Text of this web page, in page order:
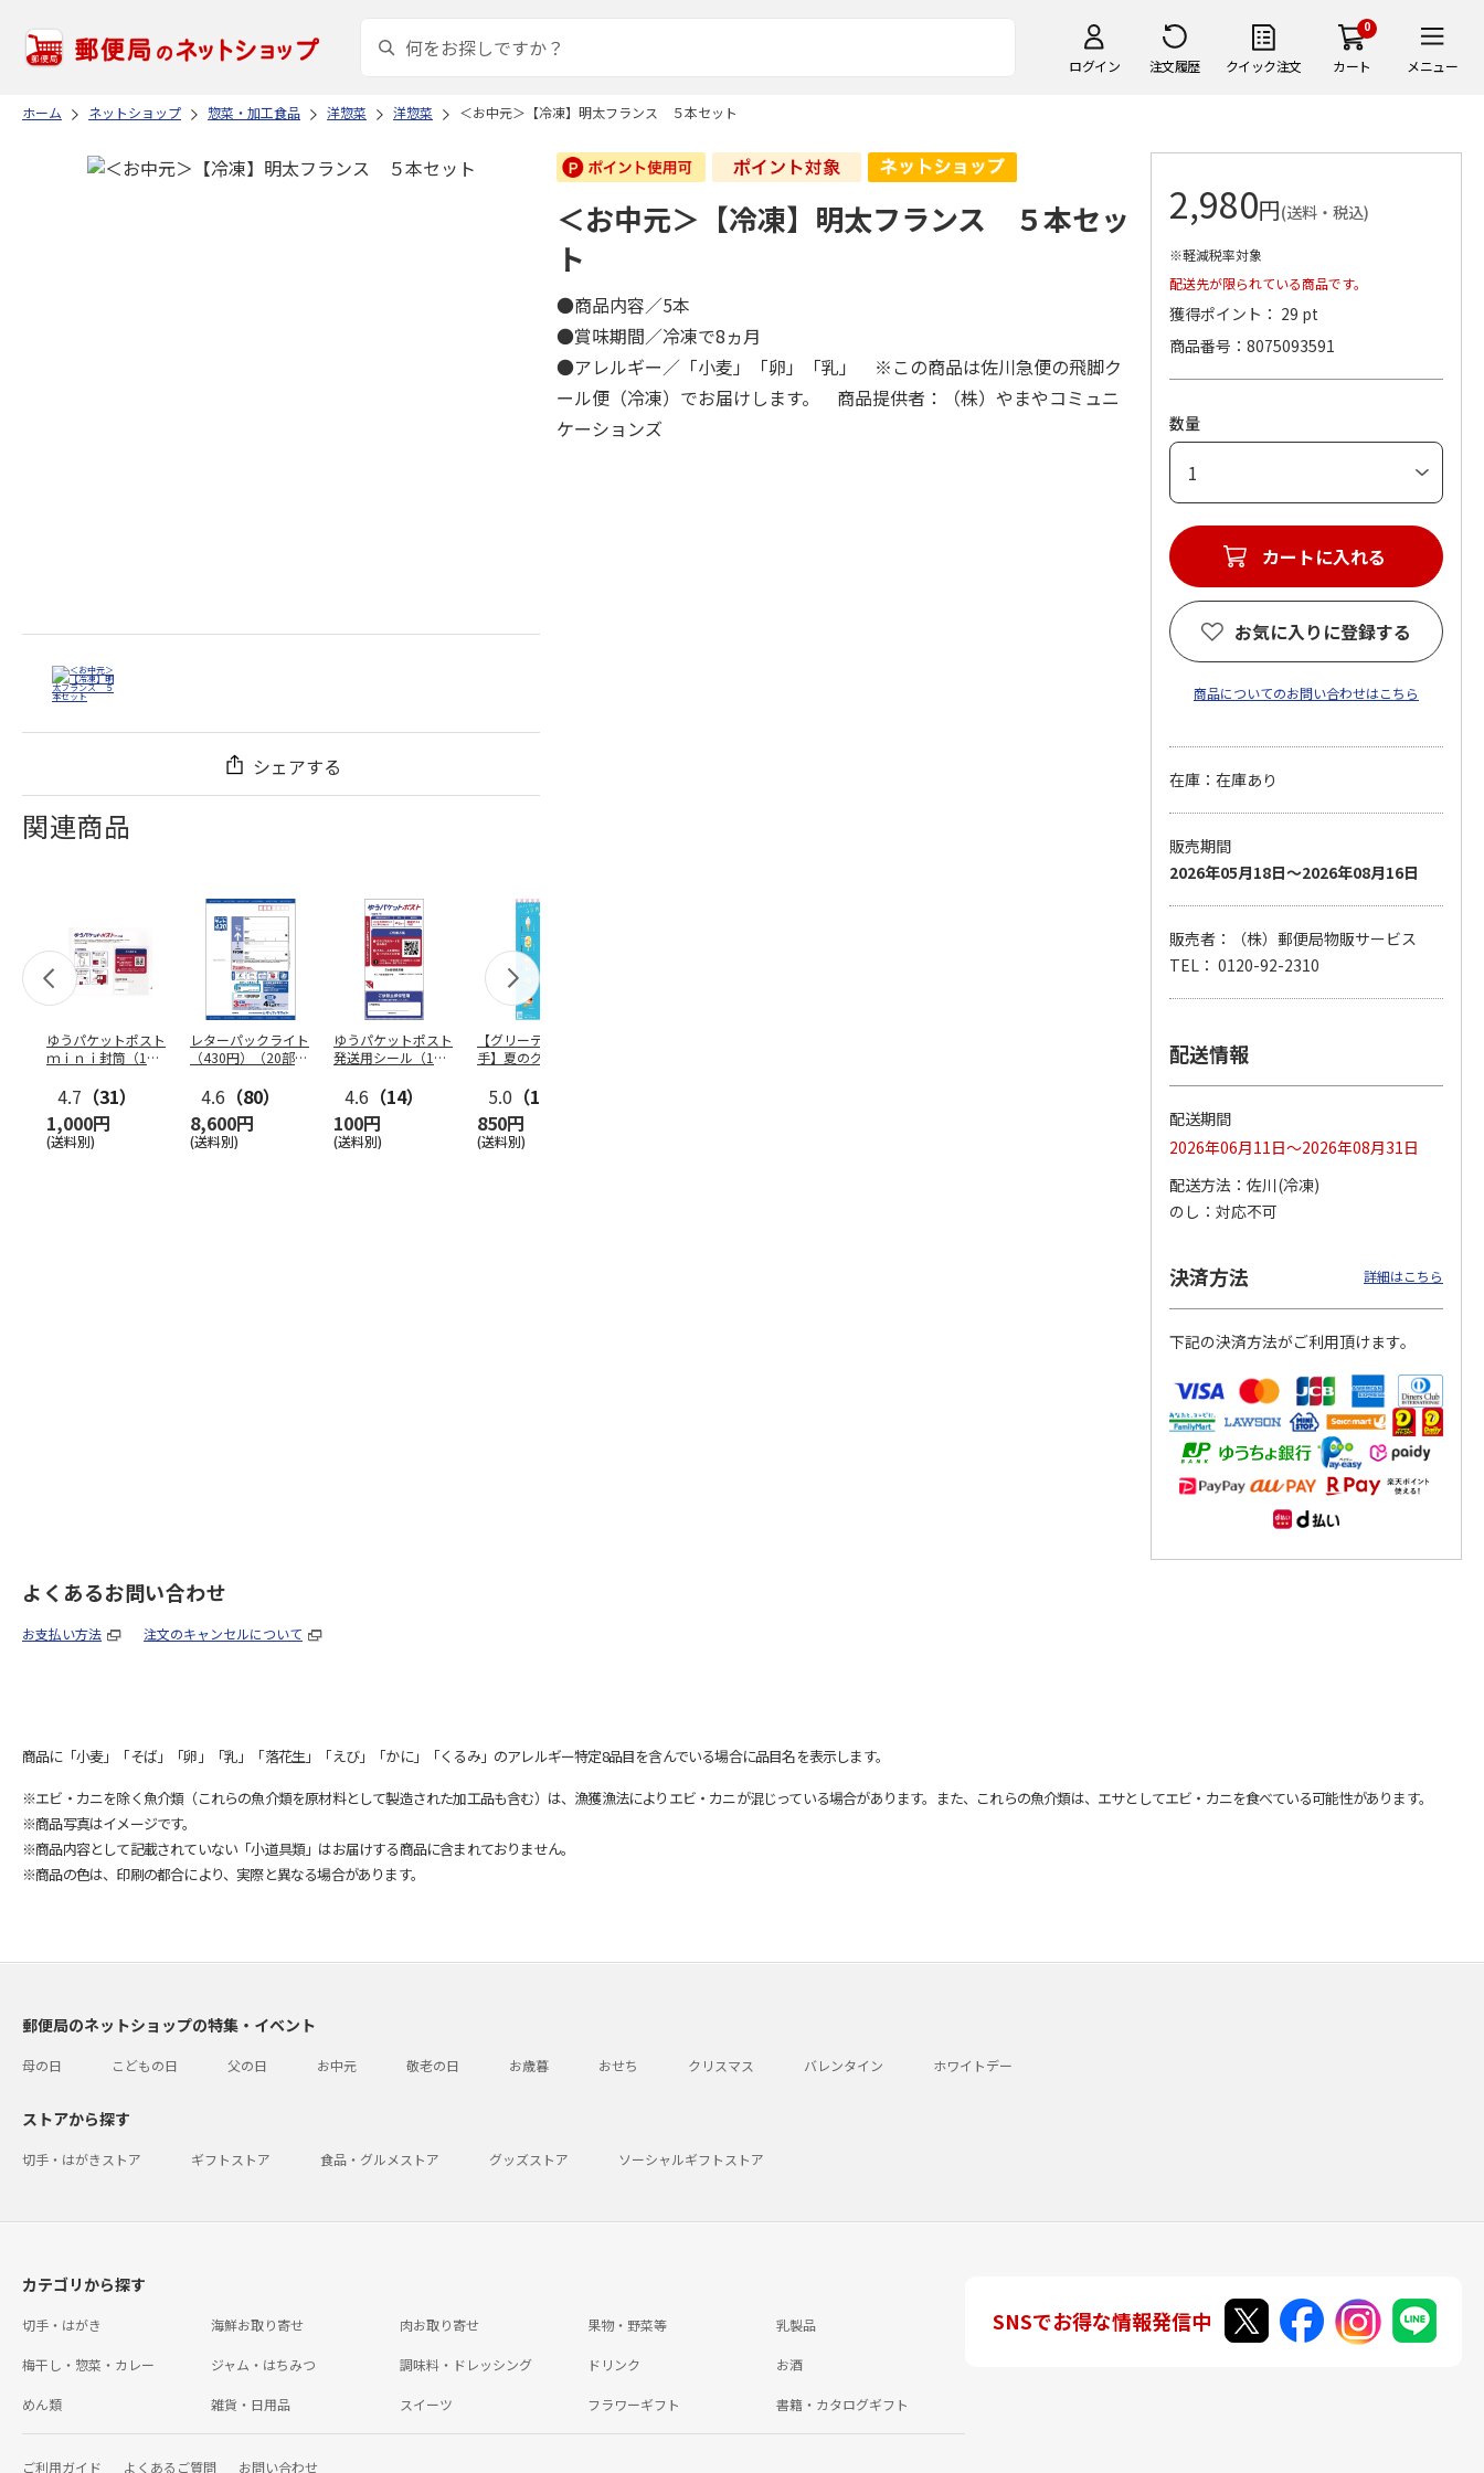
ログイン 注文履歴 クイック注文
0
カート メニュー
ホーム ネットショップ 惣菜・加工食品 洋惣菜 洋惣菜 ＜お中元＞【冷凍】明太フランス ５本セット
シェアする
関連商品
ゆうパケットポスト
ｍｉｎｉ封筒（1個
4.7 （31）
1,000円
(送料別)
レターパックライト
（430円）（20部セ
4.6 （80）
8,600円
(送料別)
ゆうパケットポスト
発送用シール（1個
4.6 （14）
100円
(送料別)
【グリーティング切
手】夏のグリーティ
5.0 （10）
850円
(送料別)
手】グリーティング
円…
5,500円
(送料別) (送料別)
＜お中元＞【冷凍】明太フランス ５本セッ
ト
●商品内容／5本
●賞味期間／冷凍で8ヵ月
●アレルギー／「小麦」「卵」「乳」 ※この商品は佐川急便の飛脚ク
ール便（冷凍）でお届けします。 商品提供者：（株）やまやコミュニ
ケーションズ
2,980円(送料・税込)
※軽減税率対象
配送先が限られている商品です。
獲得ポイント： 29 pt
商品番号
8075093591
数量
カートに入れる
お気に入りに登録する
商品についてのお問い合わせはこちら
在庫：在庫あり
販売期間
2026年05月18日～2026年08月16日
販売者：（株）郵便局物販サービス
TEL： 0120-92-2310
配送情報
配送期間
2026年06月11日～2026年08月31日
配送方法
佐川(冷凍)
のし
対応不可
決済方法 詳細はこちら
下記の決済方法がご利用頂けます。
よくあるお問い合わせ
お支払い方法 注文のキャンセルについて
商品に「小麦」「そば」「卵」「乳」「落花生」「えび」「かに」「くるみ」のアレルギー特定8品目を含んでいる場合に品目名を表示します。
※エビ・カニを除く魚介類（これらの魚介類を原材料として製造された加工品も含む）は、漁獲漁法によりエビ・カニが混じっている場合があります。また、これらの魚介類は、エサとしてエビ・カニを食べている可能性があります。
※商品写真はイメージです。
※商品内容として記載されていない「小道具類」はお届けする商品に含まれておりません。
※商品の色は、印刷の都合により、実際と異なる場合があります。
郵便局のネットショップの特集・イベント
母の日 こどもの日 父の日 お中元 敬老の日 お歳暮 おせち クリスマス バレンタイン ホワイトデー
ストアから探す
切手・はがきストア ギフトストア 食品・グルメストア グッズストア ソーシャルギフトストア
カテゴリから探す
切手・はがき 海鮮お取り寄せ 肉お取り寄せ 果物・野菜等 乳製品
梅干し・惣菜・カレー ジャム・はちみつ 調味料・ドレッシング ドリンク お酒
めん類 雑貨・日用品 スイーツ フラワーギフト 書籍・カタログギフト
ご利用ガイド よくあるご質問 お問い合わせ
SNSでお得な情報発信中